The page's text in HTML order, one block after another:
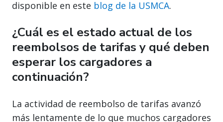
disponible en este blog de la USMCA.
¿Cuál es el estado actual de los
reembolsos de tarifas y qué deben
esperar los cargadores a
continuación?
La actividad de reembolso de tarifas avanzó
más lentamente de lo que muchos cargadores